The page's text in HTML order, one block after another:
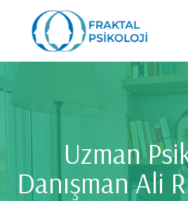
Uzman
Danışman Ali